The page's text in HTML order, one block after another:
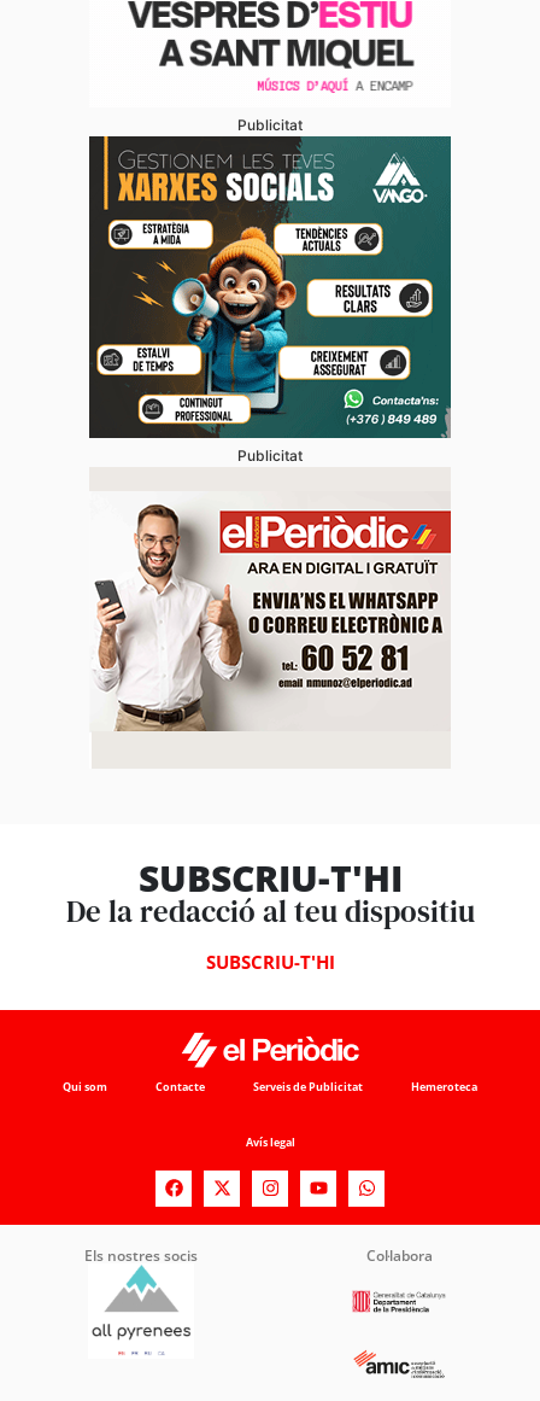
Publicitat
Publicitat
SUBSCRIU-T'HI
De la redacció al teu dispositiu
SUBSCRIU-T'HI
Qui som Contacte Serveis de Publicitat Hemeroteca
Avís legal
Els nostres socis Col·labora